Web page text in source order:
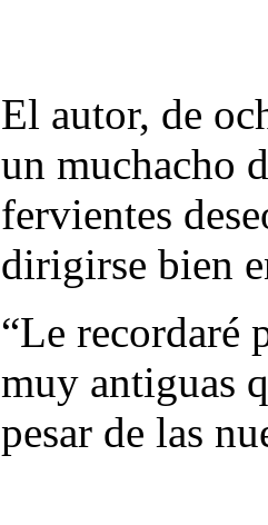
El autor, de
un muchacho
fervientes
dirigirse bien
“Le recordaré
muy antiguas
pesar de las